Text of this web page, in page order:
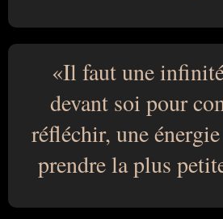
Il faut une
devant soi pour
réfléchir, une
prendre la plus